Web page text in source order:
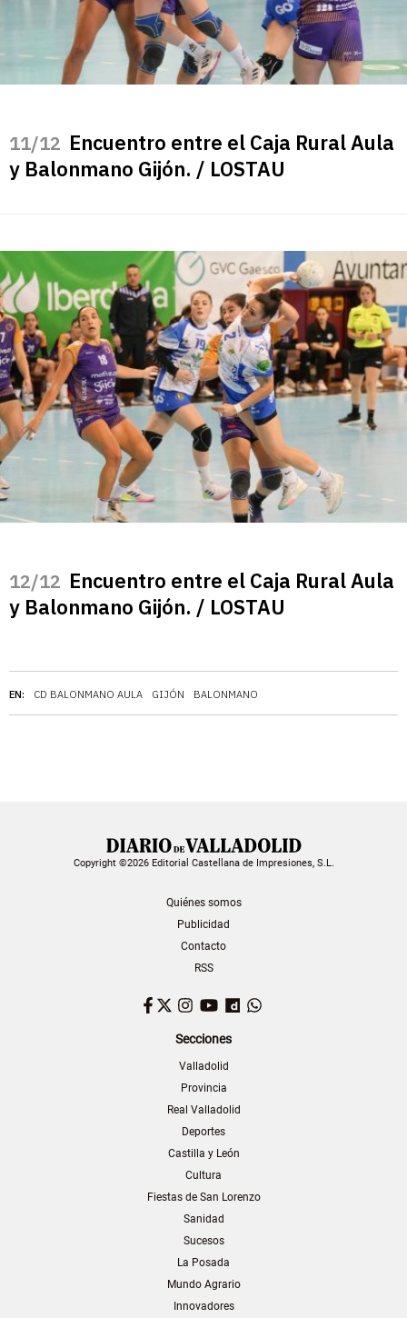
EN: CD BALONMANO AULA GIJÓN BALONMANO
/12 Encuentro entre el Caja Rural Aula
y Balonmano Gijón. / LOSTAU
/12 Encuentro entre el Caja Rural Aula
y Balonmano Gijón. / LOSTAU
Copyright ©2026 Editorial Castellana de Impresiones, S.L.
Quiénes somos
Publicidad
Contacto
RSS
Facebook
TwitterInstagram
YouTubeDailymotion
Secciones
Valladolid
Provincia
Real Valladolid
Deportes
Castilla y León
Cultura
Fiestas de San Lorenzo
Sanidad
Sucesos
La Posada
Mundo Agrario
Innovadores